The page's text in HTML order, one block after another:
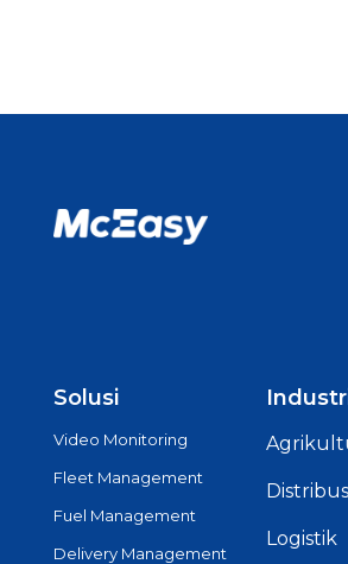
Solusi
Video Monitoring
Fleet Management
Fuel Management
Delivery Management
Logistik